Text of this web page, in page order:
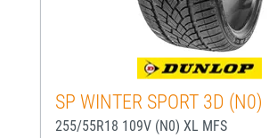
SP WINTER SPORT 3D (N0)
255/55R18 109V (N0) XL MFS